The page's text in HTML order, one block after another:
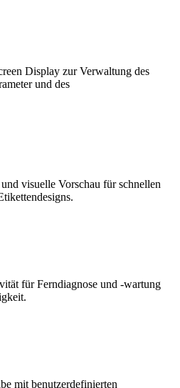
Display zur Verwaltung des
und des
visuelle Vorschau für schnellen
für Ferndiagnose und -wartung
mit benutzerdefinierten